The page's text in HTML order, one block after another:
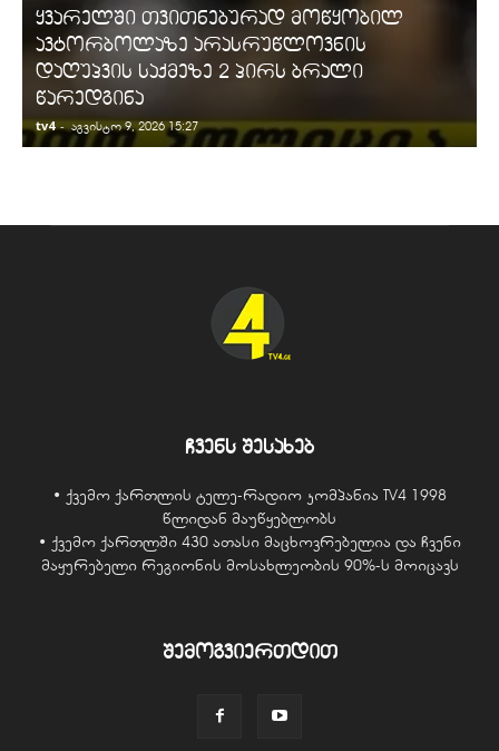
ყვარელში თვითნებურად მოწყობილ
ავტორბოლაზე არასრუწლოვნის
დაღუპვის საქმეზე 2 პირს ბრალი
წარედგინა
tv4 - აგვისტო 9, 2026 15:27
ჩვენს შესახებ
• ქვემო ქართლის ტელე-რადიო კომპანია TV4 1998
წლიდან მაუწყებლობს
• ქვემო ქართლში 430 ათასი მაცხოვრებელია და ჩვენი
მაყურებელი რეგიონის მოსახლეობის 90%-ს მოიცავს
შემოგვიერთდით